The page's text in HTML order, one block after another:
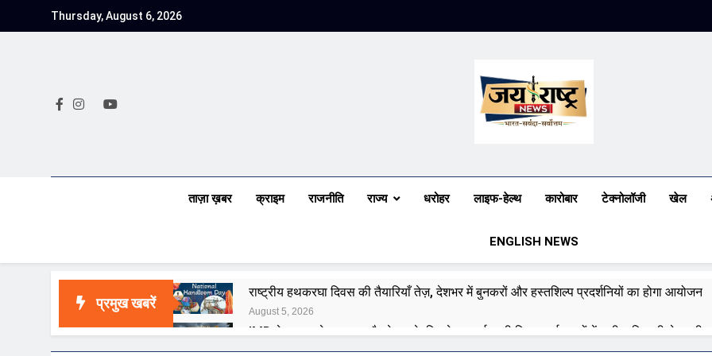
Thursday, August 6, 2026
Jai Rashtra
ताज़ा ख़बर क्राइम राजनीति राज्य धरोहर लाइफ-हेल्थ कारोबार टेक्नोलॉजी खेल
ENGLISH NEWS
प्रमुख खबरें
राष्ट्रीय हथकरघा दिवस की तैयारियाँ तेज़, देशभर में बुनकरों और हस्तशिल्प प्रदर्शनियों का होगा आयोजन
August 5, 2026
IMD ने मध्य प्रदेश, असम और केरल के लिए रेड अलर्ट जारी किया, कई राज्यों में भारी बारिश की चेतावनी
August 5, 2026